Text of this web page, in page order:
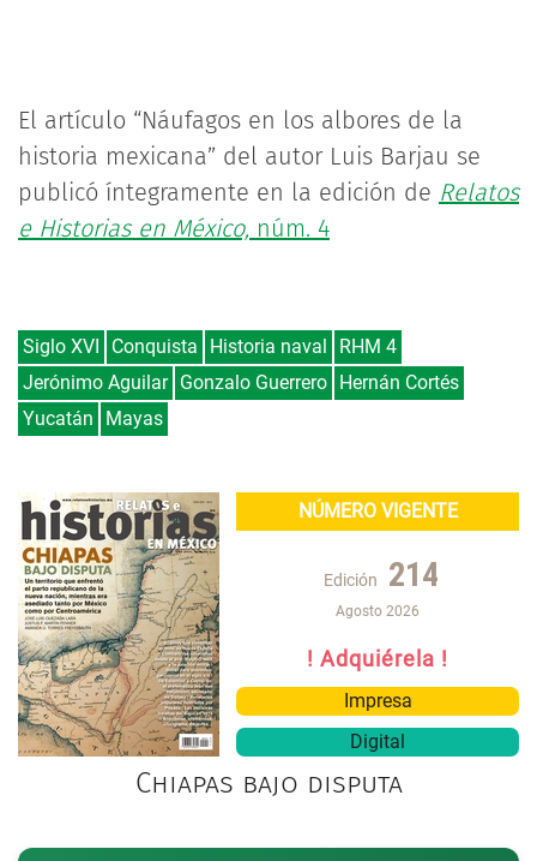
El artículo “Náufagos en los albores de la
historia mexicana” del autor Luis Barjau se
publicó íntegramente en la edición de Relatos
e Historias en México, núm. 4
Siglo XVI Conquista Historia naval
RHM 4
Jerónimo Aguilar Gonzalo Guerrero Hernán Cortés
Yucatán
Mayas
NÚMERO VIGENTE
Edición 214
Agosto 2026
! Adquiérela !
Impresa
Digital
Chiapas bajo disputa